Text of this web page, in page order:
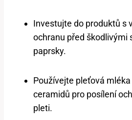
Investujte do produktů s
ochranu před škodlivými
paprsky.
Používejte pleťová
ceramidů pro posílení
pleti.